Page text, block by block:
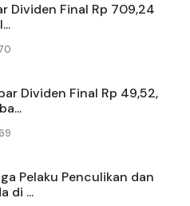
Dividen Final Rp 709,24
Dividen Final Rp 49,52,
Pelaku Penculikan dan
di ...